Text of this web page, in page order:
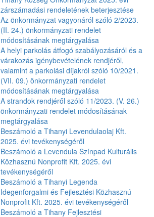
zárszámadási rendeletének beterjesztése
Az önkormányzat vagyonáról szóló 2/2023.
(II. 24.) önkormányzati rendelet
módosításának megtárgyalása
A helyi parkolás átfogó szabályozásáról és a
várakozás igénybevételének rendjéről,
valamint a parkolási díjakról szóló 10/2021.
(VII. 09.) önkormányzati rendelet
módosításának megtárgyalása
A strandok rendjéről szóló 11/2023. (V. 26.)
önkormányzati rendelet módosításának
megtárgyalása
Beszámoló a Tihanyi Levendulaolaj Kft.
2025. évi tevékenységéről
Beszámoló a Levendula Színpad Kulturális
Közhasznú Nonprofit Kft. 2025. évi
tevékenységéről
Beszámoló a Tihanyi Legenda
Idegenforgalmi és Fejlesztési Közhasznú
Nonprofit Kft. 2025. évi tevékenységéről
Beszámoló a Tihany Fejlesztési